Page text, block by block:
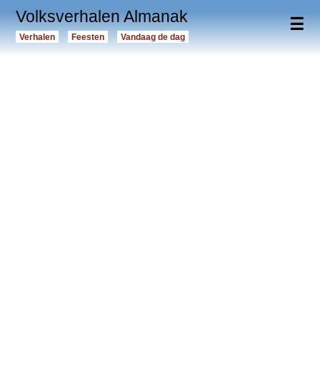
☰
Volksverhalen Almanak
Verhalen Feesten Vandaag de dag